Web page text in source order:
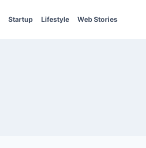
Startup Lifestyle Web Stories